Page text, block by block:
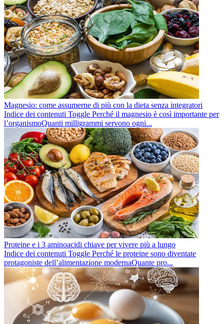
Magnesio: come assumerne di più con la dieta senza integratori
Indice dei contenuti Toggle Perché il magnesio è così importante per
l’organismoQuanti milligrammi servono ogni...
Proteine e i 3 aminoacidi chiave per vivere più a lungo
Indice dei contenuti Toggle Perché le proteine sono diventate
protagoniste dell’alimentazione modernaQuante pro...